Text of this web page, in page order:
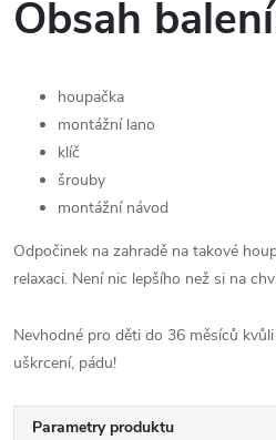
Obsah
houpačka
montážní lano
klíč
šrouby
montážní návod
Odpočinek na zahradě na takové
relaxaci. Není nic lepšího než si na
Nevhodné pro děti do 36 měsíců
uškrcení, pádu!
Parametry produktu